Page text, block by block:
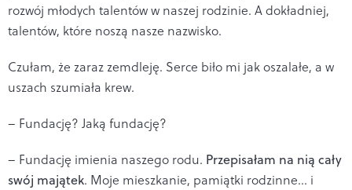
rozwój młodych talentów w naszej rodzinie. A dokładniej,
talentów, które noszą nasze nazwisko.
Czułam, że zaraz zemdleję. Serce biło mi jak oszalałe, a w
uszach szumiała krew.
– Fundację? Jaką fundację?
– Fundację imienia naszego rodu. Przepisałam na nią cały
swój majątek. Moje mieszkanie, pamiątki rodzinne... i